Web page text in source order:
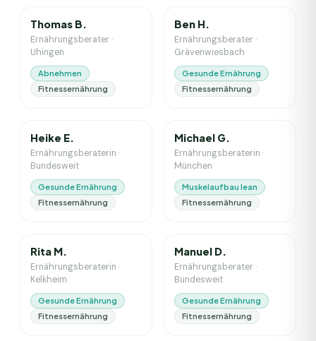
Thomas B.
Ernährungsberater ·
Uhingen
Abnehmen
Fitnessernährung
Ben H.
Ernährungsberater ·
Grävenwiesbach
Gesunde Ernährung
Fitnessernährung
Heike E.
Ernährungsberaterin ·
Bundesweit
Gesunde Ernährung
Fitnessernährung
Michael G.
Ernährungsberaterin ·
München
Muskelaufbau lean
Fitnessernährung
Rita M.
Ernährungsberaterin ·
Kelkheim
Gesunde Ernährung
Fitnessernährung
Manuel D.
Ernährungsberater ·
Bundesweit
Gesunde Ernährung
Fitnessernährung